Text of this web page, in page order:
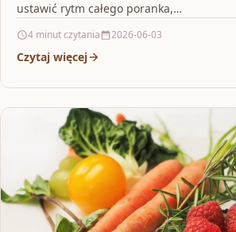
ustawić rytm całego poranka,…
4 minut czytania 2026-06-03
Czytaj więcej